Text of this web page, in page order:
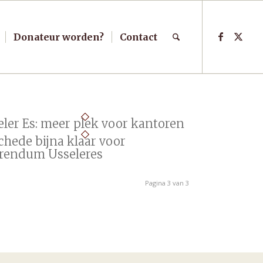
Donateur worden? Contact
Es: meer plek voor kantoren
bijna klaar voor
Usseleres
Pagina 3 van 3